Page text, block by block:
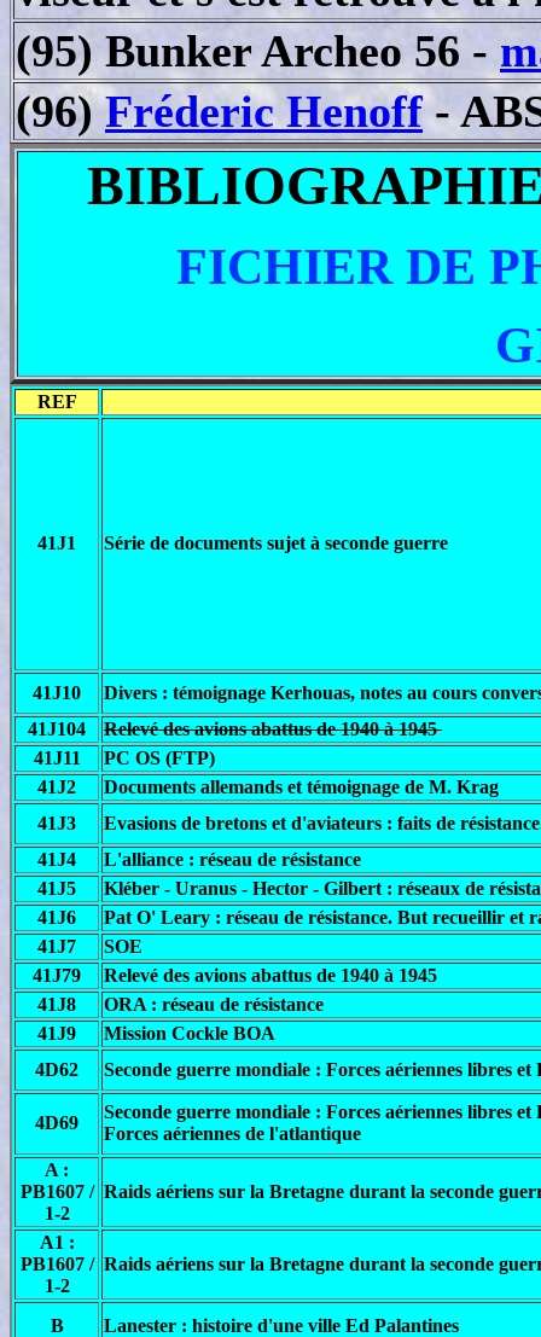
(95) Bunker Archeo 56 -
(96) Fréderic Henoff-
FICHIER DE
REF
41J1 Série de documents sujet à seconde guerre
41J10
Divers : témoignage Kerhouas, notes au cours
41J104
Relevé des avions abattus de 1940 à 1945
41J11
PC OS (FTP)
41J2
Documents allemands et témoignage de M. Krag
41J3
Evasions de bretons et d'aviateurs : faits de
41J4
L'alliance : réseau de résistance
41J5
Kléber - Uranus - Hector - Gilbert : réseaux de
41J6
Pat O' Leary : réseau de résistance. But recueillir et
41J7
SOE
41J79
Relevé des avions abattus de 1940 à 1945
41J8
ORA : réseau de résistance
41J9
Mission Cockle BOA
4D62
Seconde guerre mondiale : Forces aériennes libres
4D69
Seconde guerre mondiale : Forces aériennes libres
Forces aériennes de l'atlantique
A :
PB1607 /
1-2
Raids aériens sur la Bretagne durant la seconde
A1 :
PB1607 /
1-2
Raids aériens sur la Bretagne durant la seconde
B Lanester : histoire d'une ville Ed Palantines